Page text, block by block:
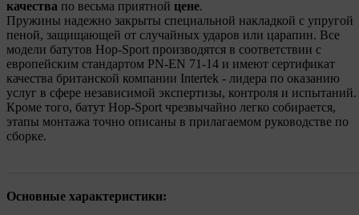
качества по весьма приятной цене.
Пружины надежно закрыты специальной накладкой с упругой
пеной, защищающей от случайных ударов или царапин. Все
модели батутов Hop-Sport производятся в соответствии с
европейским стандартом PN-EN 71-14 и имеют сертификат
качества британской компании Intertek - лидера по оказанию
услуг в сфере независимой экспертизы, контроля и испытаний.
Кроме того, батут Hop-Sport чрезвычайно легко собирается,
этапы монтажа точно описаны в прилагаемом руководстве по
сборке.
Основные характеристики: